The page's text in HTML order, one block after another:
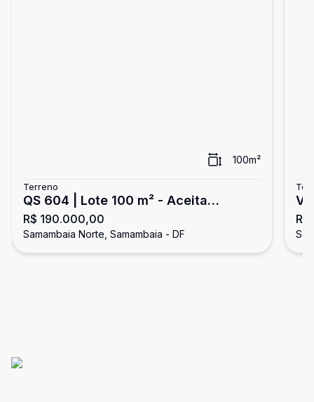
100m²
Terreno
QS 604 | Lote 100 m² - Aceita
R$ 190.000,00
Samambaia Norte, Samambaia - DF